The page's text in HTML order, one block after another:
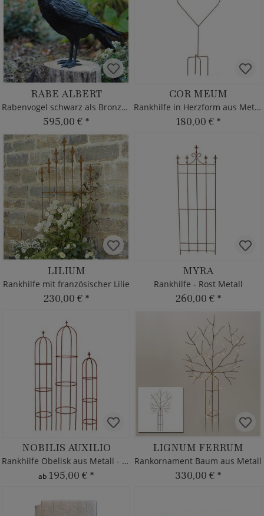
RABE ALBERT
Rabenvogel schwarz als Bronze Tierfigur
595,00 € *
COR MEUM
Rankhilfe in Herzform aus Metall - Rost
180,00 € *
LILIUM
Rankhilfe mit französischer Lilie
230,00 € *
MYRA
Rankhilfe - Rost Metall
260,00 € *
NOBILIS AUXILIO
Rankhilfe Obelisk aus Metall - Rost
ab 195,00 € *
LIGNUM FERRUM
Rankornament Baum aus Metall
330,00 € *